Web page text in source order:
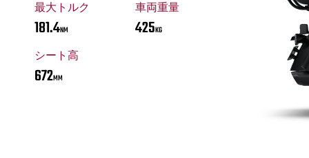
最大トルク
181.4NM
車両重量
425KG
シート高
672MM